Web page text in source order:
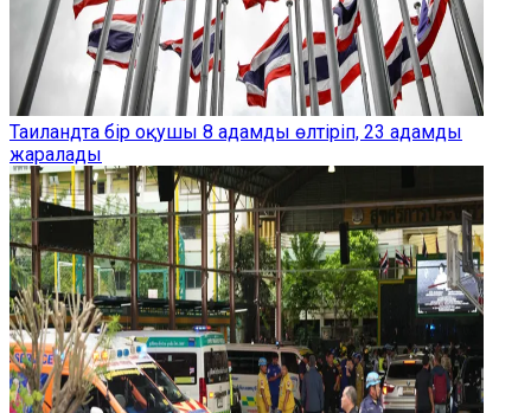
Таиландта бір оқушы 8 адамды өлтіріп, 23 адамды
жаралады